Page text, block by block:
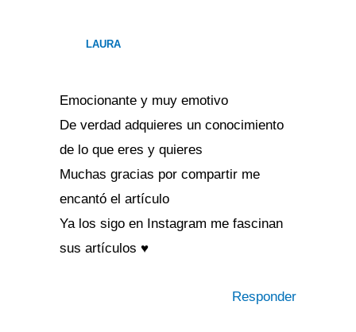
LAURA
Emocionante y muy emotivo
De verdad adquieres un conocimiento
de lo que eres y quieres
Muchas gracias por compartir me
encantó el artículo
Ya los sigo en Instagram me fascinan
sus artículos ♥️
Responder